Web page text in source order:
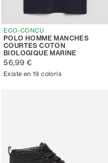
ECO-CONÇU
POLO HOMME MANCHES
COURTES COTON
BIOLOGIQUE MARINE
56,99 €
Existe en 19 coloris